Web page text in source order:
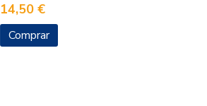
14,50 €
Comprar